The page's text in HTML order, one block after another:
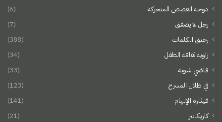
دوحة القصص المتحركة
(6)
رجل لا يصفق
(7)
رحيق الكلمات
(388)
زاوية ثقافة الطفل
(34)
فاضي شوية
(33)
في ظلال المسرح
(123)
قيثارة الإلهام
(141)
كاريكاتير
(21)